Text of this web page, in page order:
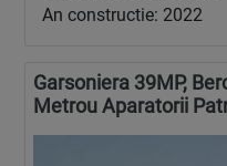
An constructie: 2022
Garsoniera 39MP,
Metrou Aparatorii